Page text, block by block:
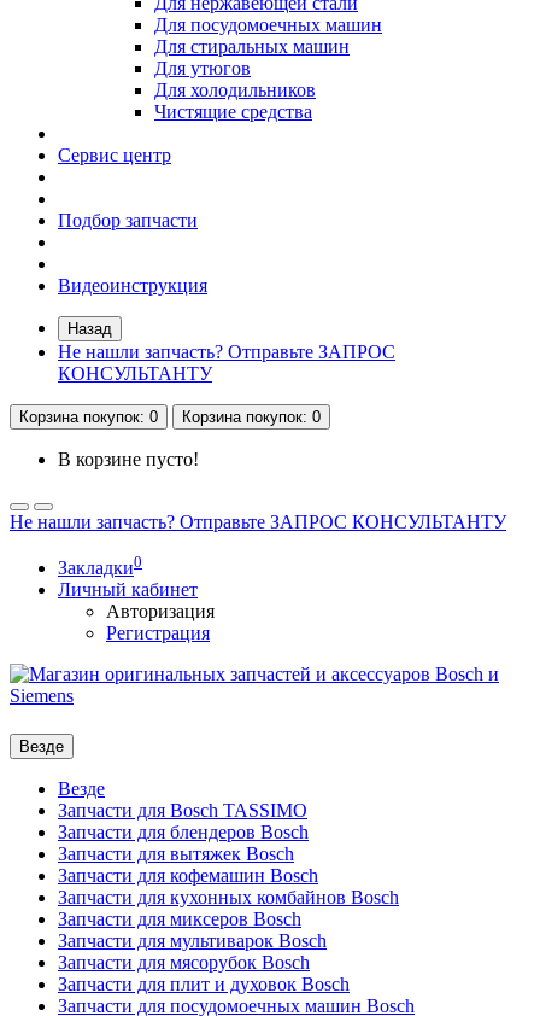
Для посудомоечных машин
Для стиральных машин
Для утюгов
Для холодильников
Чистящие средства
Сервис центр
Подбор запчасти
Видеоинструкция
Назад
Не нашли запчасть? Отправьте ЗАПРОС
КОНСУЛЬТАНТУ
Корзинапокупок: 0 Корзинапокупок: 0
В корзине пусто!
Не нашли запчасть? Отправьте ЗАПРОС КОНСУЛЬТАНТУ
Закладки0
Личный кабинет
Авторизация
Регистрация
Везде
Везде
Запчасти для Bosch TASSIMO
Запчасти для блендеров Bosch
Запчасти для вытяжек Bosch
Запчасти для кофемашин Bosch
Запчасти для кухонных комбайнов Bosch
Запчасти для миксеров Bosch
Запчасти для мультиварок Bosch
Запчасти для мясорубок Bosch
Запчасти для плит и духовок Bosch
Запчасти для посудомоечных машин Bosch